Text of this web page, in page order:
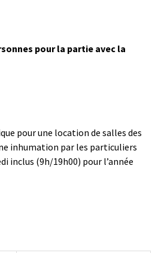
pour la partie avec la
pour une location de salles des
inhumation par les particuliers
inclus (9h/19h00) pour l’année